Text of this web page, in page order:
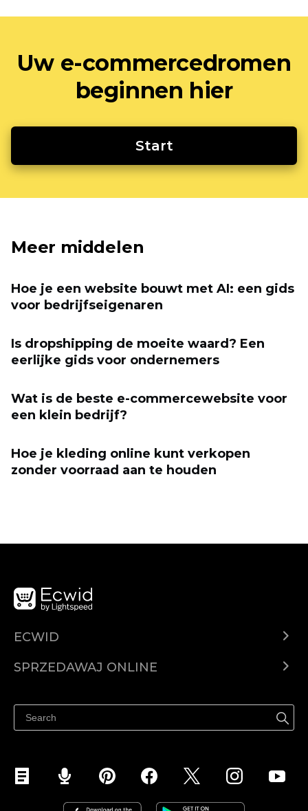
Uw e-commercedromen
beginnen hier
Start
Meer middelen
Hoe je een website bouwt met AI: een gids
voor bedrijfseigenaren
Is dropshipping de moeite waard? Een
eerlijke gids voor ondernemers
Wat is de beste e-commercewebsite voor
een klein bedrijf?
Hoe je kleding online kunt verkopen
zonder voorraad aan te houden
ECWID
Cena
SPRZEDAWAJ ONLINE
Sprzedawaj na Facebooku
Sprzedawaj na Instagramie